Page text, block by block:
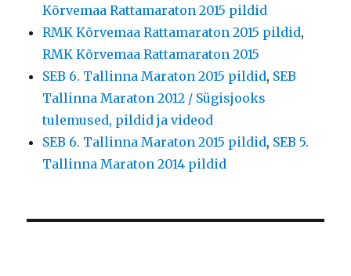
Kõrvemaa Rattamaraton 2015 pildid
RMK Kõrvemaa Rattamaraton 2015 pildid,
RMK Kõrvemaa Rattamaraton 2015
SEB 6. Tallinna Maraton 2015 pildid, SEB
Tallinna Maraton 2012 / Sügisjooks
tulemused, pildid ja videod
SEB 6. Tallinna Maraton 2015 pildid, SEB 5.
Tallinna Maraton 2014 pildid